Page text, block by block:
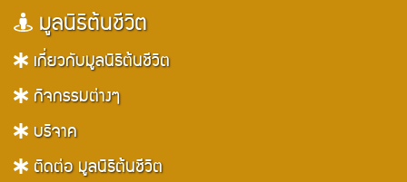
มูลนิธิต้นชีวิต
เกี่ยวกับมูลนิธิต้นชีวิต
กิจกรรมต่างๆ
บริจาค
ติดต่อ มูลนิธิต้นชีวิต